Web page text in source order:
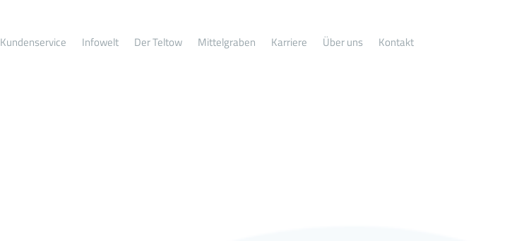
Kundenservice Infowelt Der Teltow Mittelgraben Karriere Über uns Kontakt